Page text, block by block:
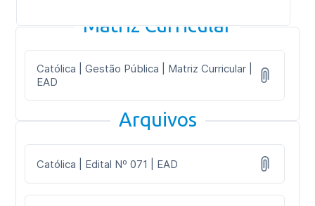
Matriz Curricular
Católica | Gestão Pública | Matriz Curricular |
EAD
Arquivos
Católica | Edital Nº 071 | EAD